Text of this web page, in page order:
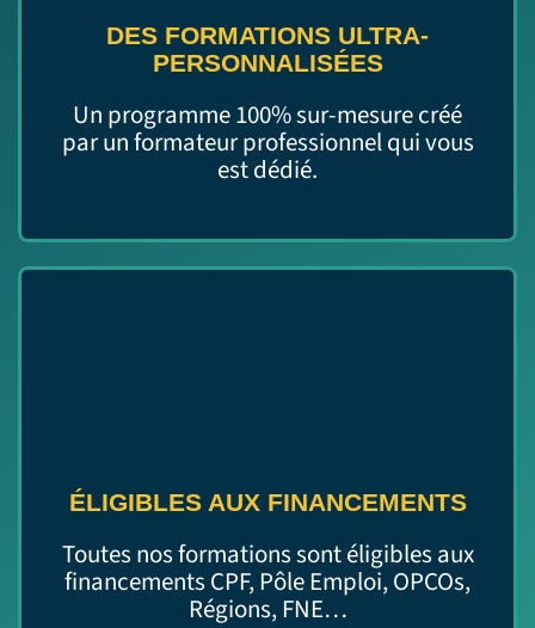
DES FORMATIONS ULTRA-
PERSONNALISÉES
Un programme 100% sur-mesure créé
par un formateur professionnel qui vous
est dédié.
ÉLIGIBLES AUX FINANCEMENTS
Toutes nos formations sont éligibles aux
financements CPF, Pôle Emploi, OPCOs,
Régions, FNE…